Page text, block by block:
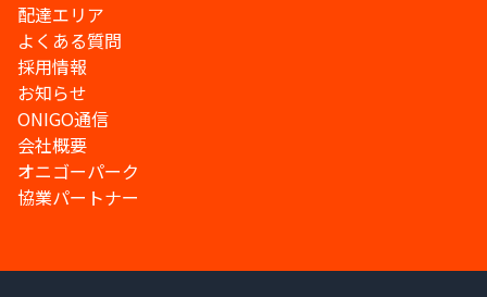
配達エリア
よくある質問
採用情報
お知らせ
ONIGO通信
会社概要
オニゴーパーク
協業パートナー